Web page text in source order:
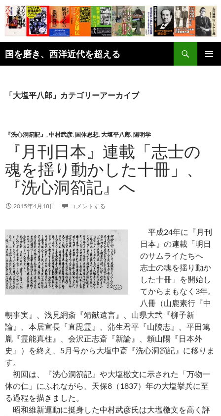
コ
ン
テ
ン
ツ
へ
国を磨き、西洋近代を超える
索
「大塩平八郎」カテゴリーアーカイブ
『洗心洞箚記』 ,中村武彦, 国体思想,大塩平八郎, 陽明学
『月刊日本』連載「志士の
魂を揺り動かした十冊」、
『洗心洞箚記』へ
2015年4月18日 コメントする
平成24年に『月刊
日本』の連載「明日
のサムライたちへ
志士の魂を揺り動か
した十冊」を開始し
てからまもなく3年。
八冊（山鹿素行『中
朝事実』、浅見絅斎『靖献遺言』、山県大弐『柳子新
論』、本居宣長『直毘霊』、蒲生君平『山陵志』、平田篤
胤『霊能真柱』、会沢正志斎『新論』、頼山陽『日本外
史』）を終え、5月号から大塩中斎『洗心洞箚記』に移りま
す。
初回は、『洗心洞箚記』や大塩檄文に示された「万物一
体の仁」にふれながら、天保8（1837）年の大塩挙兵に至
る過程を描きました。
昭和維新運動に挺身した中村武彦氏は大塩檄文を高く評